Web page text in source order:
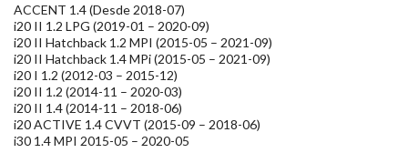
ACCENT 1.4 (Desde 2018-07)
i20 II 1.2 LPG (2019-01 – 2020-09)
i20 II Hatchback 1.2 MPI (2015-05 – 2021-09)
i20 II Hatchback 1.4 MPi (2015-05 – 2021-09)
i20 I 1.2 (2012-03 – 2015-12)
i20 II 1.2 (2014-11 – 2020-03)
i20 II 1.4 (2014-11 – 2018-06)
i20 ACTIVE 1.4 CVVT (2015-09 – 2018-06)
i30 1.4 MPI 2015-05 – 2020-05